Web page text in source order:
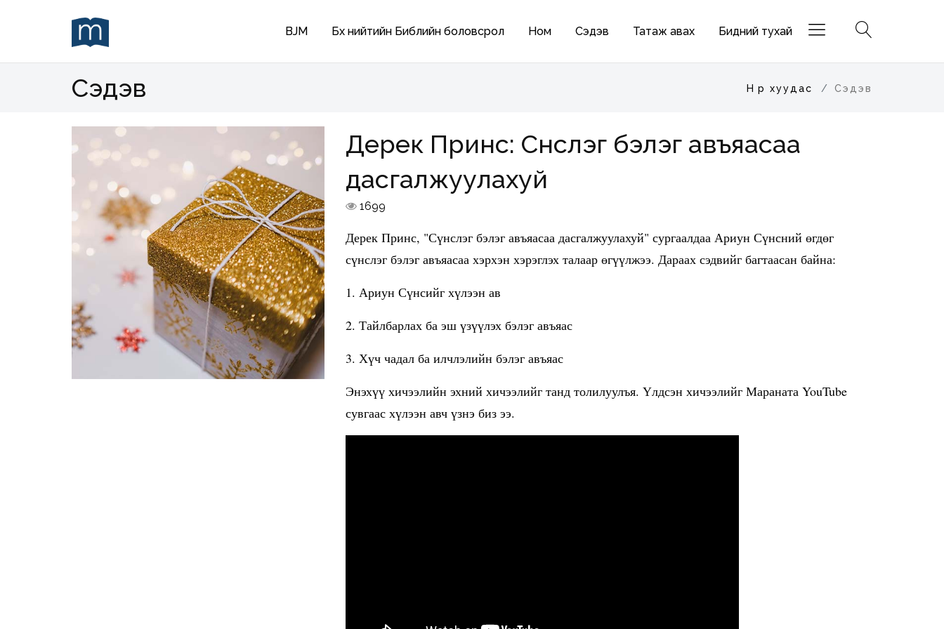
BJM Бүх нийтийн Библийн боловсрол Ном Сэдэв Татаж авах Бидний тухай
Сэдэв Нүүр хуудас Сэдэв
Дерек Принс: Сүнслэг бэлэг авъяасаа
дасгалжуулахуй
1699
Дерек Принс, "Сүнслэг бэлэг авъяасаа дасгалжуулахуй" сургаалдаа Ариун Сүнсний өгдөг
сүнслэг бэлэг авъяасаа хэрхэн хэрэглэх талаар өгүүлжээ. Дараах сэдвийг багтаасан байна:
1. Ариун Сүнсийг хүлээн ав
2. Тайлбарлах ба эш үзүүлэх бэлэг авъяас
3. Хүч чадал ба илчлэлийн бэлэг авъяас
Энэхүү хичээлийн эхний хичээлийг танд толилуулъя. Үлдсэн хичээлийг Мараната YouTube
сувгаас хүлээн авч үзнэ биз ээ.